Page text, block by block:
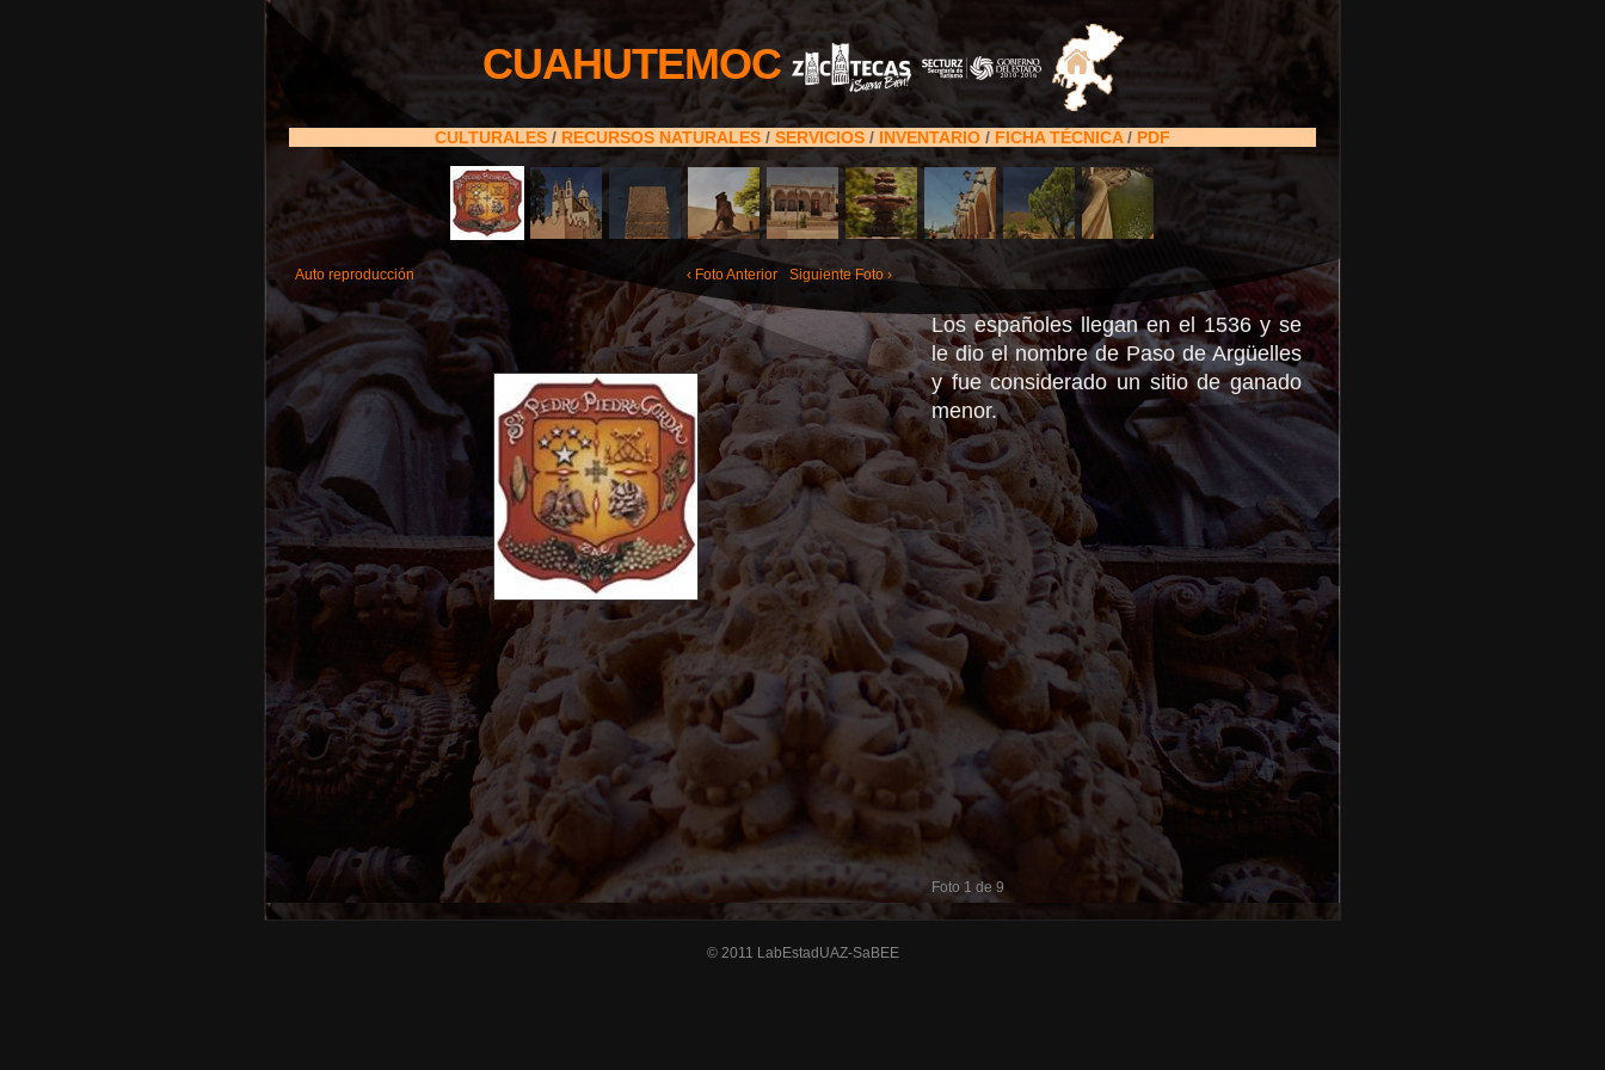
CUAHUTEMOC
CULTURALES / RECURSOS NATURALES / SERVICIOS / INVENTARIO / FICHA TÉCNICA/ PDF
Auto reproducción ‹ Foto Anterior Siguiente Foto ›
Foto 1 de 9
Los españoles llegan en el 1536 y se
le dio el nombre de Paso de Argüelles
y fue considerado un sitio de ganado
menor.
© 2011 LabEstadUAZ-SaBEE